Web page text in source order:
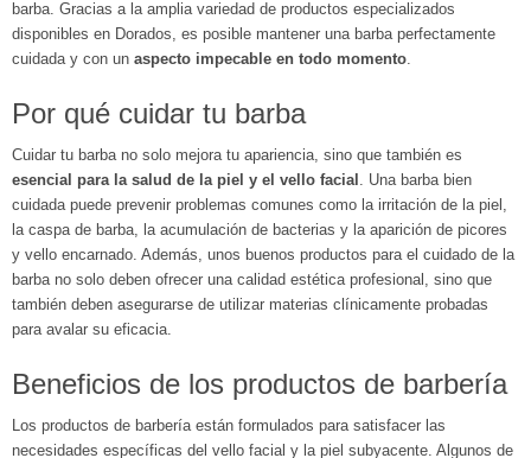
barba. Gracias a la amplia variedad de productos especializados
disponibles en Dorados, es posible mantener una barba perfectamente
cuidada y con un aspecto impecable en todo momento.
Por qué cuidar tu barba
Cuidar tu barba no solo mejora tu apariencia, sino que también es
esencial para la salud de la piel y el vello facial . Una barba bien
cuidada puede prevenir problemas comunes como la irritación de la piel,
la caspa de barba, la acumulación de bacterias y la aparición de picores
y vello encarnado. Además, unos buenos productos para el cuidado de la
barba no solo deben ofrecer una calidad estética profesional, sino que
también deben asegurarse de utilizar materias clínicamente probadas
para avalar su eficacia.
Beneficios de los productos de barbería
Los productos de barbería están formulados para satisfacer las
necesidades específicas del vello facial y la piel subyacente. Algunos de